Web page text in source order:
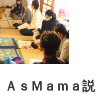
ＡｓＭａｍａ説